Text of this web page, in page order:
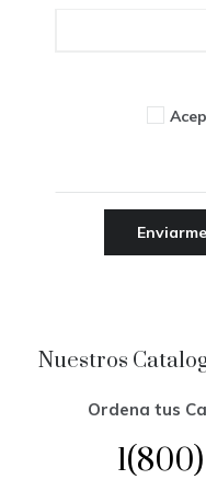
Nuestros
Ordena tus